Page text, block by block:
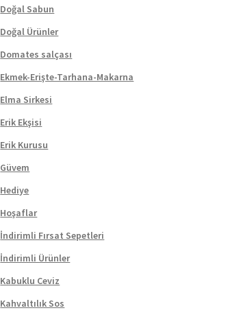
Doğal Sabun
Doğal Ürünler
Domates salçası
Ekmek-Erişte-Tarhana-Makarna
Elma Sirkesi
Erik Ekşisi
Erik Kurusu
Güvem
Hediye
Hoşaflar
İndirimli Fırsat Sepetleri
İndirimli Ürünler
Kabuklu Ceviz
Kahvaltılık Sos